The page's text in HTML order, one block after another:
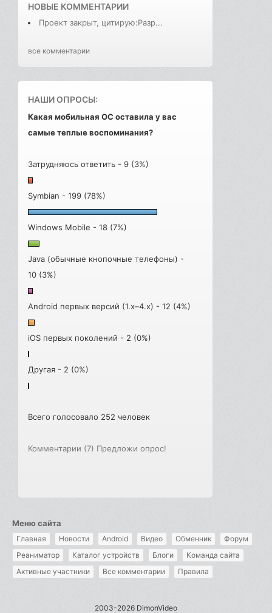
НОВЫЕ КОММЕНТАРИИ
Проект закрыт, цитирую:Разр...
все комментарии
НАШИ ОПРОСЫ:
Какая мобильная ОС оставила у вас
самые теплые воспоминания?
Затрудняюсь ответить - 9 (3%)
Symbian - 199 (78%)
Windows Mobile - 18 (7%)
Java (обычные кнопочные телефоны) -
10 (3%)
Android первых версий (1.x–4.x) - 12 (4%)
iOS первых поколений - 2 (0%)
Другая - 2 (0%)
Всего голосовало 252 человек
Комментарии (7) Предложи опрос!
Меню сайта
Главная Новости Android Видео Обменник
Форум
Реаниматор
Каталог устройств Блоги
Команда сайта
Активные участники
Все комментарии Правила
2003-2026 DimonVideo